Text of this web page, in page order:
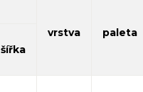
vrstva
paleta
šířka